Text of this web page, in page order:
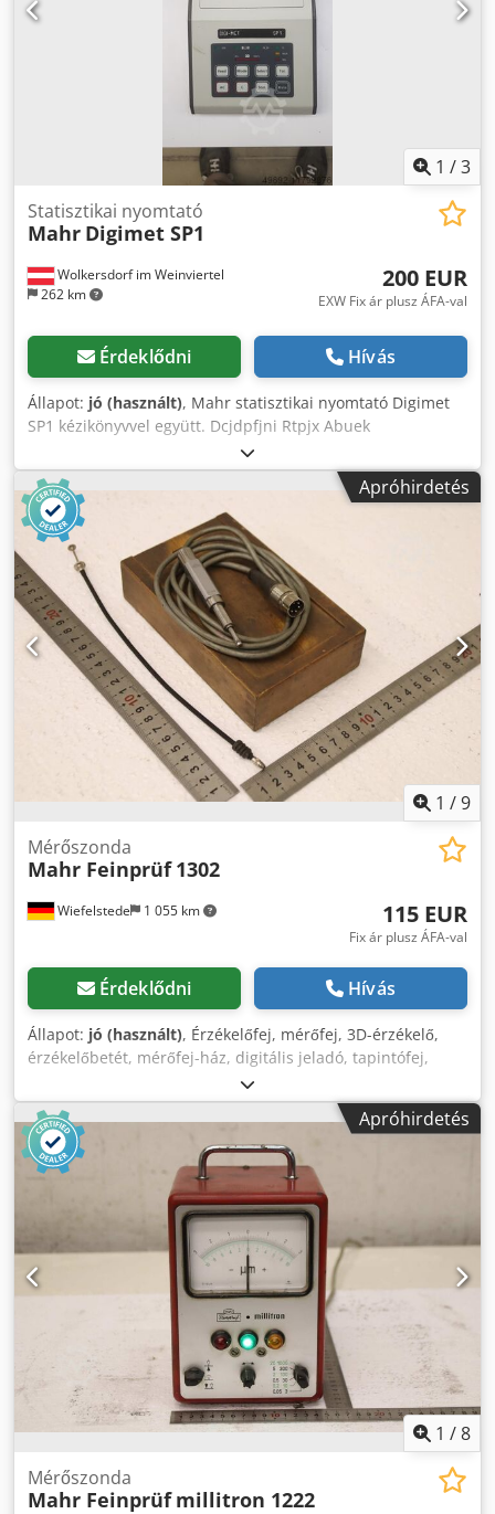
1 /3
Wolkersdorf im Weinviertel
262 km
Statisztikai nyomtató
Mahr Digimet SP1
200 EUR
EXW Fix ár plusz ÁFA-val
Érdeklődni Hívás
Állapot: jó (használt), Mahr statisztikai nyomtató Digimet
SP1 kézikönyvvel együtt. Dcjdpfjni Rtpjx Abuek
Apróhirdetés
1 /9
Wiefelstede 1 055 km
Mérőszonda
Mahr Feinprüf 1302
115 EUR
Fix ár plusz ÁFA-val
Érdeklődni Hívás
Állapot: jó (használt), Érzékelőfej, mérőfej, 3D-érzékelő,
érzékelőbetét, mérőfej-ház, digitális jeladó, tapintófej,
mérőfej, induktív útváltó Dcsdpfx Aezi D Twjbusk -Gyártó:
Mahr Feinprüf, mérőfej, útváltó -Típus: 1302 -Mennyiség: 1
db mérőfej -Doboz méretei: 155/100/H35 mm -Súly: 0,3 kg
Apróhirdetés
1 /8
Mérőszonda
Mahr Feinprüf millitron 1222